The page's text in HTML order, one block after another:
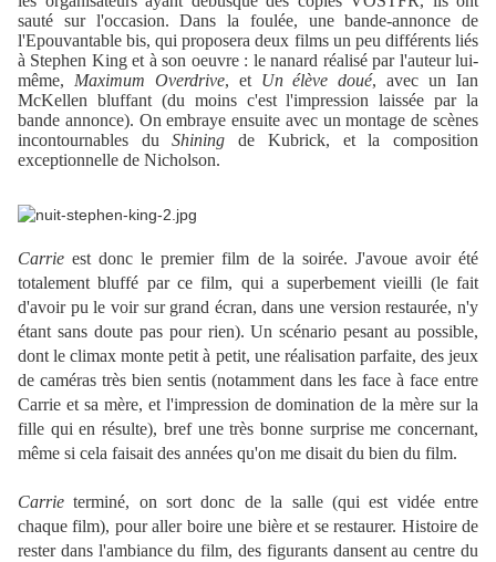
sauté sur l'occasion. Dans la foulée, une bande-annonce de
l'Epouvantable bis, qui proposera deux films un peu différents liés
à Stephen King et à son oeuvre : le nanard réalisé par l'auteur lui-
même, Maximum Overdrive, et Un élève doué, avec un Ian
McKellen bluffant (du moins c'est l'impression laissée par la
bande annonce). On embraye ensuite avec un montage de scènes
incontournables duShining de Kubrick, et la composition
exceptionnelle de Nicholson.
Carrie est donc le premier film de la soirée. J'avoue avoir été
totalement bluffé par ce film, qui a superbement vieilli (le fait
d'avoir pu le voir sur grand écran, dans une version restaurée, n'y
étant sans doute pas pour rien). Un scénario pesant au possible,
dont le climax monte petit à petit, une réalisation parfaite, des jeux
de caméras très bien sentis (notamment dans les face à face entre
Carrie et sa mère, et l'impression de domination de la mère sur la
fille qui en résulte), bref une très bonne surprise me concernant,
même si cela faisait des années qu'on me disait du bien du film.
Carrie terminé, on sort donc de la salle (qui est vidée entre
chaque film), pour aller boire une bière et se restaurer. Histoire de
rester dans l'ambiance du film, des figurants dansent au centre du